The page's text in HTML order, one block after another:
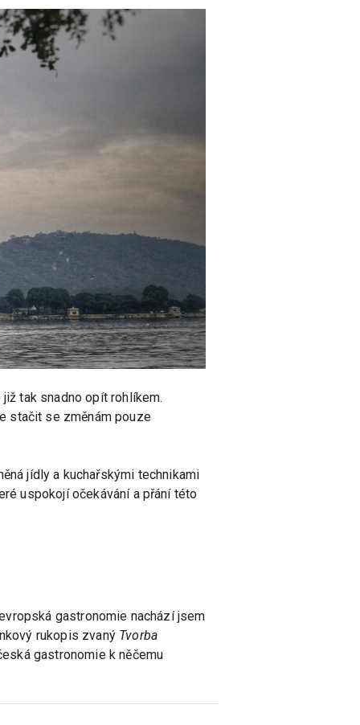
tak snadno opít rohlíkem.
stačit se změnám pouze
jídly a kuchařskými technikami
uspokojí očekávání a přání této
gastronomie nachází jsem
rukopis zvaný Tvorba
gastronomie k něčemu